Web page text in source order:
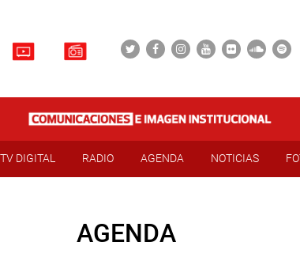
TV DIGITAL RADIO AGENDA NOTICIAS
AGENDA